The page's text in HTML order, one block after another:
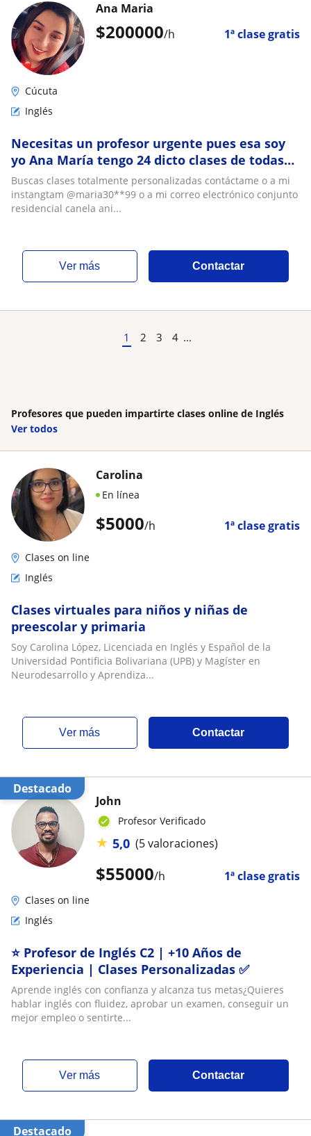
$200000/h 1ª clase gratis
Ana Maria
Cúcuta
Inglés
Necesitas un profesor urgente pues esa soy
yo Ana María tengo 24 dicto clases de todas
las materias virtuales y prensenciales
Buscas clases totalmente personalizadas contáctame o a mi
instangtam @maria30**99 o a mi correo electrónico conjunto
residencial canela ani...
ver más Contactar
1 2 3 4 ...
Profesores que pueden impartirte clases online de Inglés
Ver todos
$5000/h 1ª clase gratis
Carolina
En línea
Clases on line
Inglés
Clases virtuales para niños y niñas de
preescolar y primaria
Soy Carolina López, Licenciada en Inglés y Español de la
Universidad Pontificia Bolivariana (UPB) y Magíster en
Neurodesarrollo y Aprendiza...
ver más Contactar
Destacado
$55000/h 1ª clase gratis
John
Profesor Verificado
★ 5,0 (5 valoraciones)
Clases on line
Inglés
⭐ Profesor de Inglés C2 | +10 Años de
Experiencia | Clases Personalizadas ✅
Aprende inglés con confianza y alcanza tus metas¿Quieres
hablar inglés con fluidez, aprobar un examen, conseguir un
mejor empleo o sentirte...
ver más Contactar
Destacado